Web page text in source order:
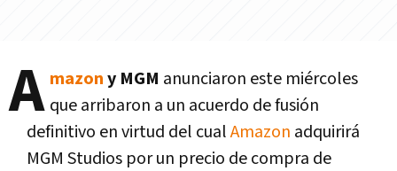
A mazony MGM anunciaron este miércoles
que arribaron a un acuerdo de fusión
definitivo en virtud del cualAmazon adquirirá
MGM Studios por un precio de compra de